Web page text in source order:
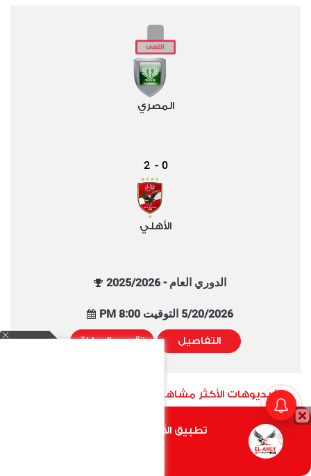
المصري
0
-
2
الأهلي
الدوري العام - 2025/2026
5/20/2026 التوقيت 8:00 PM
التفاصيل تقييم المباراة
الفيديوهات الأكثر مشاهدة خلال شهر
تطبيق الأهلي.كوم متاح الأن